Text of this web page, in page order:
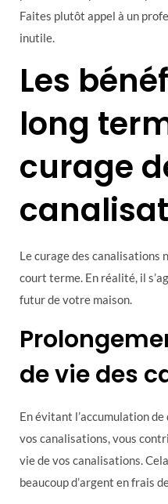
Faites plutôt appel à un
inutile.
Les
long
curage
Le curage des canalisations
court terme. En réalité, il
futur de votre maison.
de vie des
En évitant l’accumulation
vos canalisations, vous
vie de vos canalisations.
beaucoup d’argent en frais